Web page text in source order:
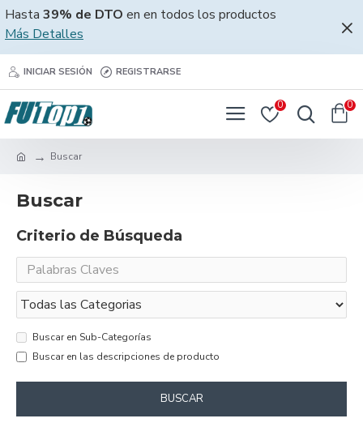
Hasta 39% de DTO en en todos los productos
Más Detalles
INICIAR SESIÓN REGISTRARSE
0 0
Buscar
Buscar
Criterio de Búsqueda
Buscar en Sub-Categorías
Buscar en las descripciones de producto
BUSCAR